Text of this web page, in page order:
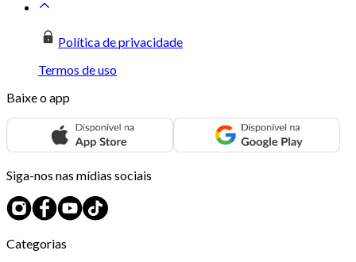
Política de privacidade
Termos de uso
Baixe o app
Siga-nos nas mídias sociais
Categorias